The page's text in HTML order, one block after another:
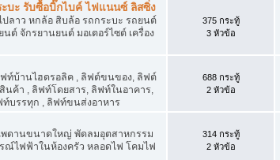
บะ รับซื้อบิ๊กไบค์ ไฟแนนซ์ ลิสซิ่ง
ลาว หกล้อ สิบล้อ รถกระบะ รถยนต์
นต์ จักรยานยนต์ มอเตอร์ไซต์ เครื่อง
375 กระทู้
3 หัวข้อ
ท์บ้านไฮดรอลิค , ลิฟต์ขนของ, ลิฟต์
ค้า , ลิฟท์โดยสาร, ลิฟท์ในอาคาร,
บรรทุก , ลิฟท์ขนส่งอาหาร
688 กระทู้
2 หัวข้อ
พดานขนาดใหญ่ พัดลมอุตสาหกรรม
ณ์ไฟฟ้าในห้องครัว หลอดไฟ โคมไฟ
314 กระทู้
2 หัวข้อ